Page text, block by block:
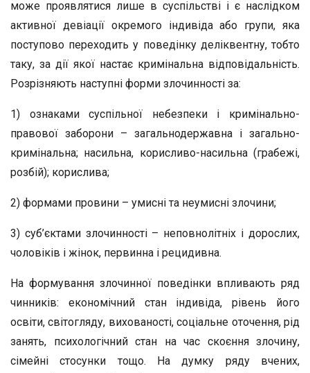
може проявлятися лише в суспільстві і є наслідком
активної девіації окремого індивіда або групи, яка
поступово переходить у поведінку деліквентну, тобто
таку, за дії якої настає кримінальна відповідальність.
Розрізняють наступні форми злочинності за:
1) ознаками суспільної небезпеки і кримінально-
правової заборони – загальнодержавна і загально-
кримінальна; насильна, корисливо-насильна (грабежі,
розбій); корислива;
2) формами провини – умисні та неумисні злочини;
3) суб’єктами злочинності – неповнолітніх і дорослих,
чоловіків і жінок, первинна і рецидивна.
На формування злочинної поведінки впливають ряд
чинників: економічний стан індивіда, рівень його
освіти, світогляду, вихованості, соціальне оточення, рід
занять, психологічний стан на час скоєння злочину,
сімейні стосунки тощо. На думку ряду вчених,